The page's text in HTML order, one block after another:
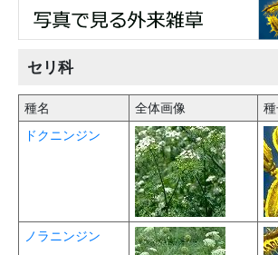
セリ科
種名 全体画像
ドクニンジン
ノラニンジン